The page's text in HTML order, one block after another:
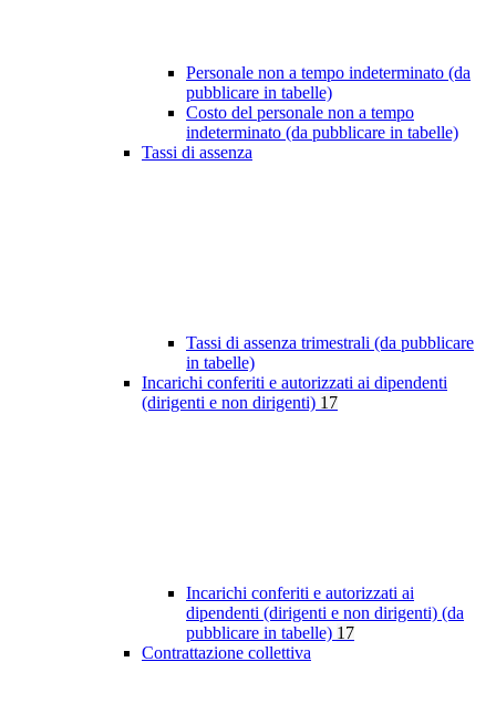
Personale non a tempo indeterminato (da
pubblicare in tabelle)
Costo del personale non a tempo
indeterminato (da pubblicare in tabelle)
Tassi di assenza
Tassi di assenza trimestrali (da pubblicare
in tabelle)
Incarichi conferiti e autorizzati ai dipendenti
(dirigenti e non dirigenti) 17
Incarichi conferiti e autorizzati ai
dipendenti (dirigenti e non dirigenti) (da
pubblicare in tabelle) 17
Contrattazione collettiva